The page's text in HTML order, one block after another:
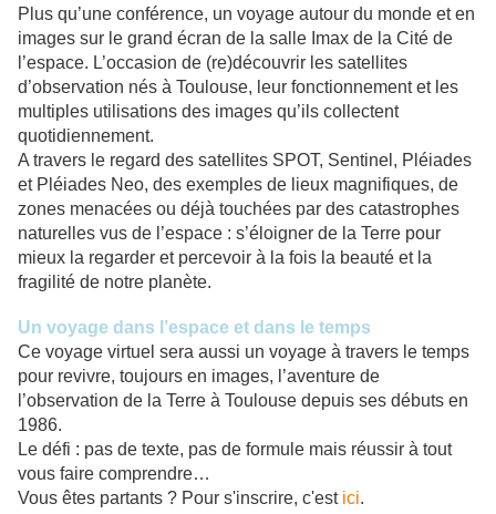
Plus qu’une conférence, un voyage autour du monde et en
images sur le grand écran de la salle Imax de la Cité de
l’espace. L’occasion de (re)découvrir les satellites
d’observation nés à Toulouse, leur fonctionnement et les
multiples utilisations des images qu’ils collectent
quotidiennement.
A travers le regard des satellites SPOT, Sentinel, Pléiades
et Pléiades Neo, des exemples de lieux magnifiques, de
zones menacées ou déjà touchées par des catastrophes
naturelles vus de l’espace : s’éloigner de la Terre pour
mieux la regarder et percevoir à la fois la beauté et la
fragilité de notre planète.
Un voyage dans l’espace et dans le temps
Ce voyage virtuel sera aussi un voyage à travers le temps
pour revivre, toujours en images, l’aventure de
l’observation de la Terre à Toulouse depuis ses débuts en
1986.
Le défi : pas de texte, pas de formule mais réussir à tout
vous faire comprendre…
Vous êtes partants ? Pour s'inscrire, c'est ici.